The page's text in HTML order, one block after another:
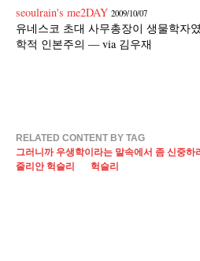
seoulrain's me2DAY 2009/10/07
유네스코 초대 사무총장이 생물학자
학적 인본주의 — via 김우재
RELATED CONTENT BY TAG
그러니까 우생학이라는 말속에서 좀 신중하
줄리안 헉슬리
헉슬리